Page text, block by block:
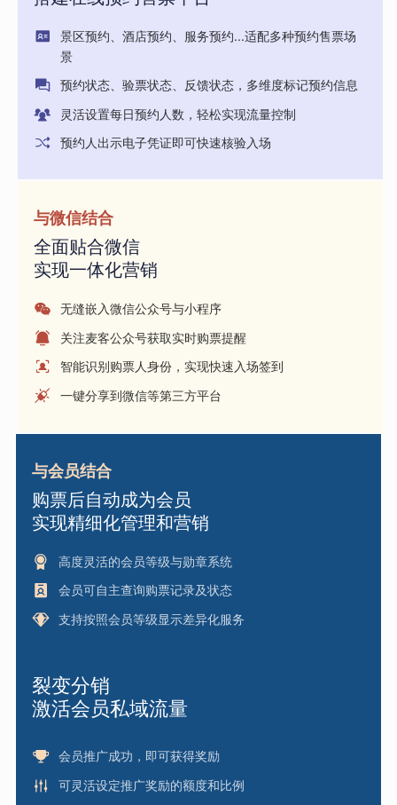
景区预约、酒店预约、服务预约...适配多种预约售票场
景
预约状态、验票状态、反馈状态，多维度标记预约信息
灵活设置每日预约人数，轻松实现流量控制
预约人出示电子凭证即可快速核验入场
与微信结合
全面贴合微信
实现一体化营销
无缝嵌入微信公众号与小程序
关注麦客公众号获取实时购票提醒
智能识别购票人身份，实现快速入场签到
一键分享到微信等第三方平台
与会员结合
购票后自动成为会员
实现精细化管理和营销
高度灵活的会员等级与勋章系统
会员可自主查询购票记录及状态
支持按照会员等级显示差异化服务
裂变分销
激活会员私域流量
会员推广成功，即可获得奖励
可灵活设定推广奖励的额度和比例